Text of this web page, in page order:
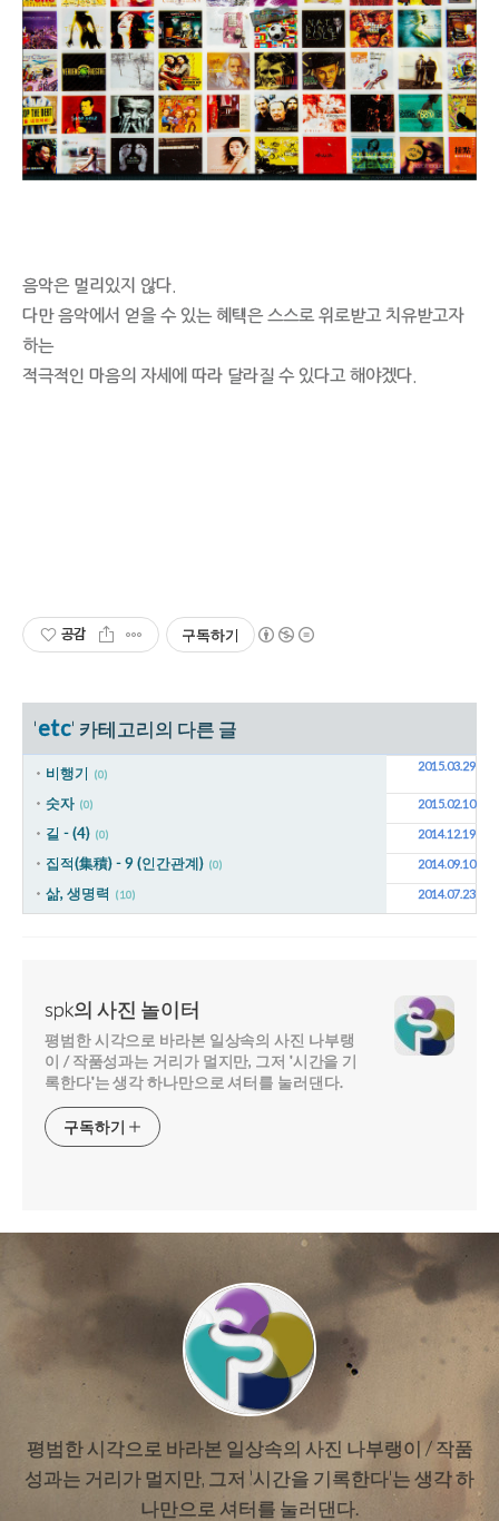
음악은 멀리있지 않다.
다만 음악에서 얻을 수 있는 혜택은 스스로 위로받고 치유받고자
하는
적극적인 마음의 자세에 따라 달라질 수 있다고 해야겠다.
공감 구독하기
'etc' 카테고리의 다른 글
비행기 (0)
2015.03.29
숫자 (0) 2015.02.10
길 - (4) (0) 2014.12.19
집적(集積) - 9 (인간관계) (0) 2014.09.10
삶, 생명력 (10) 2014.07.23
spk의 사진 놀이터
평범한 시각으로 바라본 일상속의 사진 나부랭
이 / 작품성과는 거리가 멀지만, 그저 '시간을 기
록한다'는 생각 하나만으로 셔터를 눌러댄다.
구독하기
평범한 시각으로 바라본 일상속의 사진 나부랭이 / 작품
성과는 거리가 멀지만, 그저 '시간을 기록한다'는 생각 하
나만으로 셔터를 눌러댄다.